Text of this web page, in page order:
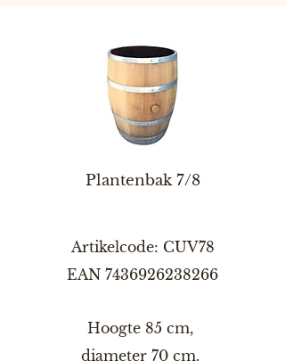
Plantenbak 7/8
Artikelcode: CUV78
EAN 7436926238266
Hoogte 85 cm,
diameter 70 cm.